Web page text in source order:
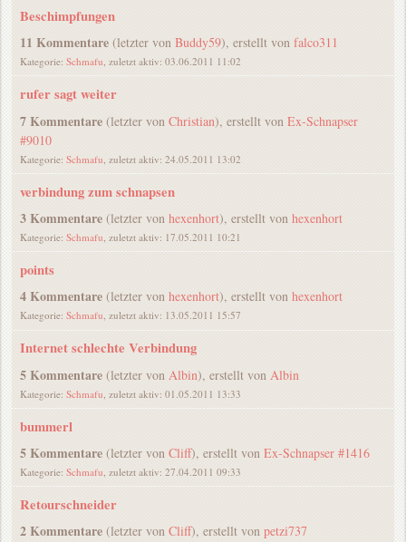
Beschimpfungen
11 Kommentare(letzter von Buddy59), erstellt von falco311
Kategorie: Schmafu, zuletzt aktiv: 03.06.2011 11:02
rufer sagt weiter
7 Kommentare(letzter von Christian), erstellt von Ex-Schnapser
#9010
Kategorie: Schmafu , zuletzt aktiv: 24.05.2011 13:02
verbindung zum schnapsen
3 Kommentare(letzter von hexenhort), erstellt von hexenhort
Kategorie: Schmafu, zuletzt aktiv: 17.05.2011 10:21
points
4 Kommentare(letzter von hexenhort), erstellt von hexenhort
Kategorie: Schmafu, zuletzt aktiv: 13.05.2011 15:57
Internet schlechte Verbindung
5 Kommentare(letzter von Albin), erstellt von Albin
Kategorie: Schmafu , zuletzt aktiv: 01.05.2011 13:33
bummerl
5 Kommentare(letzter von Cliff), erstellt von Ex-Schnapser #1416
Kategorie: Schmafu, zuletzt aktiv: 27.04.2011 09:33
Retourschneider
2 Kommentare(letzter von Cliff), erstellt von petzi737